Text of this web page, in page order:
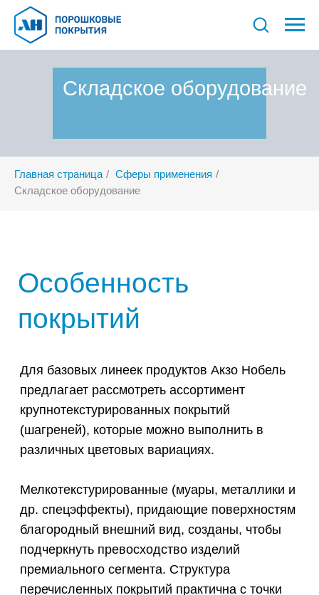
Складское оборудование
Главная страница / Сферы применения /
Складское оборудование
Особенность
предлагает рассмотреть ассортимент
крупнотекстурированных покрытий
(шагреней), которые можно выполнить в
различных цветовых вариациях.
др. спецэффекты), придающие поверхностям
благородный внешний вид, созданы, чтобы
подчеркнуть превосходство изделий
премиального сегмента. Структура
зрения ухода и позволяет скрыть возможную
неоднородность поверхности изделия.